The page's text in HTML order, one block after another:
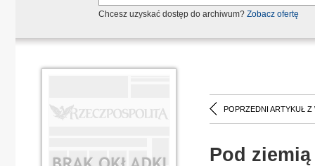
Chcesz uzyskać dostęp do archiwum? Zobacz ofertę
POPRZEDNI ARTYKUŁ Z
Pod